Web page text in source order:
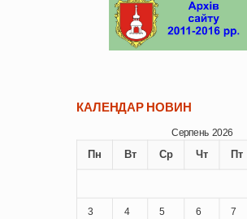
КАЛЕНДАР НОВИН
Серпень 2026
Пн Вт Ср Чт Пт
3 4 5 6 7